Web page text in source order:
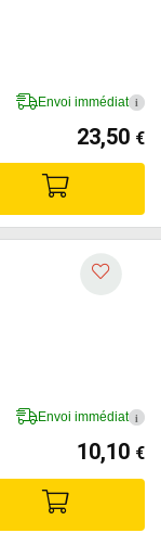
Envoi immédiat i
23,50 €
Envoi immédiat i
10,10 €